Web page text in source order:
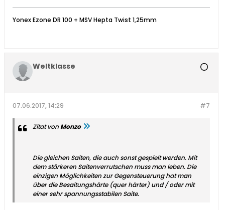
Yonex Ezone DR 100 + MSV Hepta Twist 1,25mm
Weltklasse
#7
07.06.2017, 14:29
Zitat vonMonzo
Die gleichen Saiten, die auch sonst gespielt werden. Mit
dem stärkeren Saitenverrutschen muss man leben. Die
einzigen Möglichkeiten zur Gegensteuerung hat man
über die Besaitungshärte (quer härter) und / oder mit
einer sehr spannungsstabilen Saite.